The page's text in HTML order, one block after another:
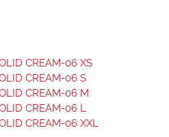
CREAM-06 XS
CREAM-06 S
CREAM-06 M
CREAM-06 L
CREAM-06 XXL